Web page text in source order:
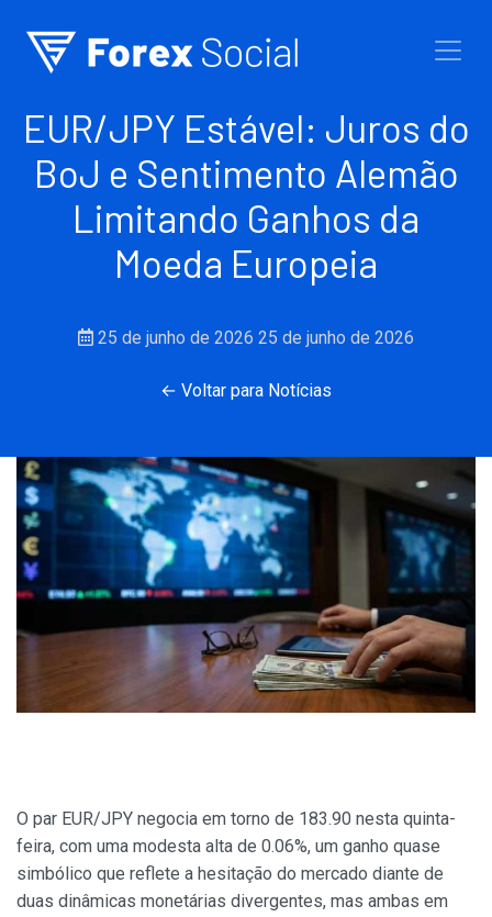
EUR/JPY Estável: Juros do
BoJ e Sentimento Alemão
Limitando Ganhos da
Moeda Europeia
25 de junho de 2026 25 de junho de 2026
← Voltar para Notícias
O par EUR/JPY negocia em torno de 183.90 nesta quinta-
feira, com uma modesta alta de 0.06%, um ganho quase
simbólico que reflete a hesitação do mercado diante de
duas dinâmicas monetárias divergentes, mas ambas em